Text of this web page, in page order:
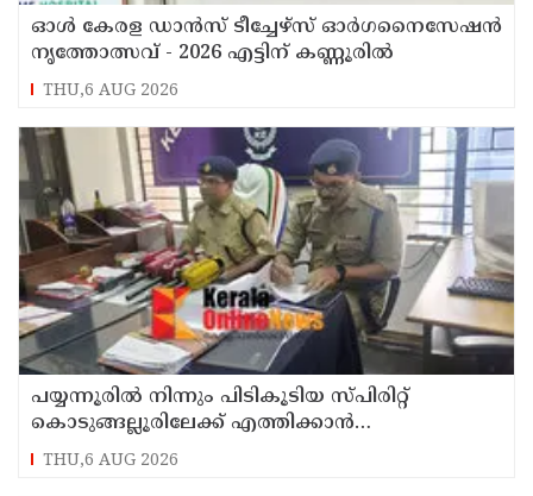
ഓൾ കേരള ഡാൻസ് ടീച്ചേഴ്സ് ഓർഗനൈസേഷൻ
നൃത്തോത്സവ് - 2026 എട്ടിന് കണ്ണൂരിൽ
THU,6 AUG 2026
പയ്യന്നൂരിൽ നിന്നും പിടികൂടിയ സ്പിരിറ്റ്
കൊടുങ്ങല്ലൂരിലേക്ക് എത്തിക്കാൻ
പദ്ധതിയിട്ടുവെന്ന് എക്സൈസ് ഡെപ്യൂട്ടി
കമ്മിഷണർ
THU,6 AUG 2026